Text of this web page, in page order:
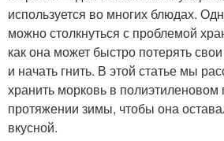
используется во многих блюдах.
можно столкнуться с проблемой
как она может быстро потерять
и начать гнить. В этой статье мы
хранить морковь в полиэтиленовом
протяжении зимы, чтобы она
вкусной.